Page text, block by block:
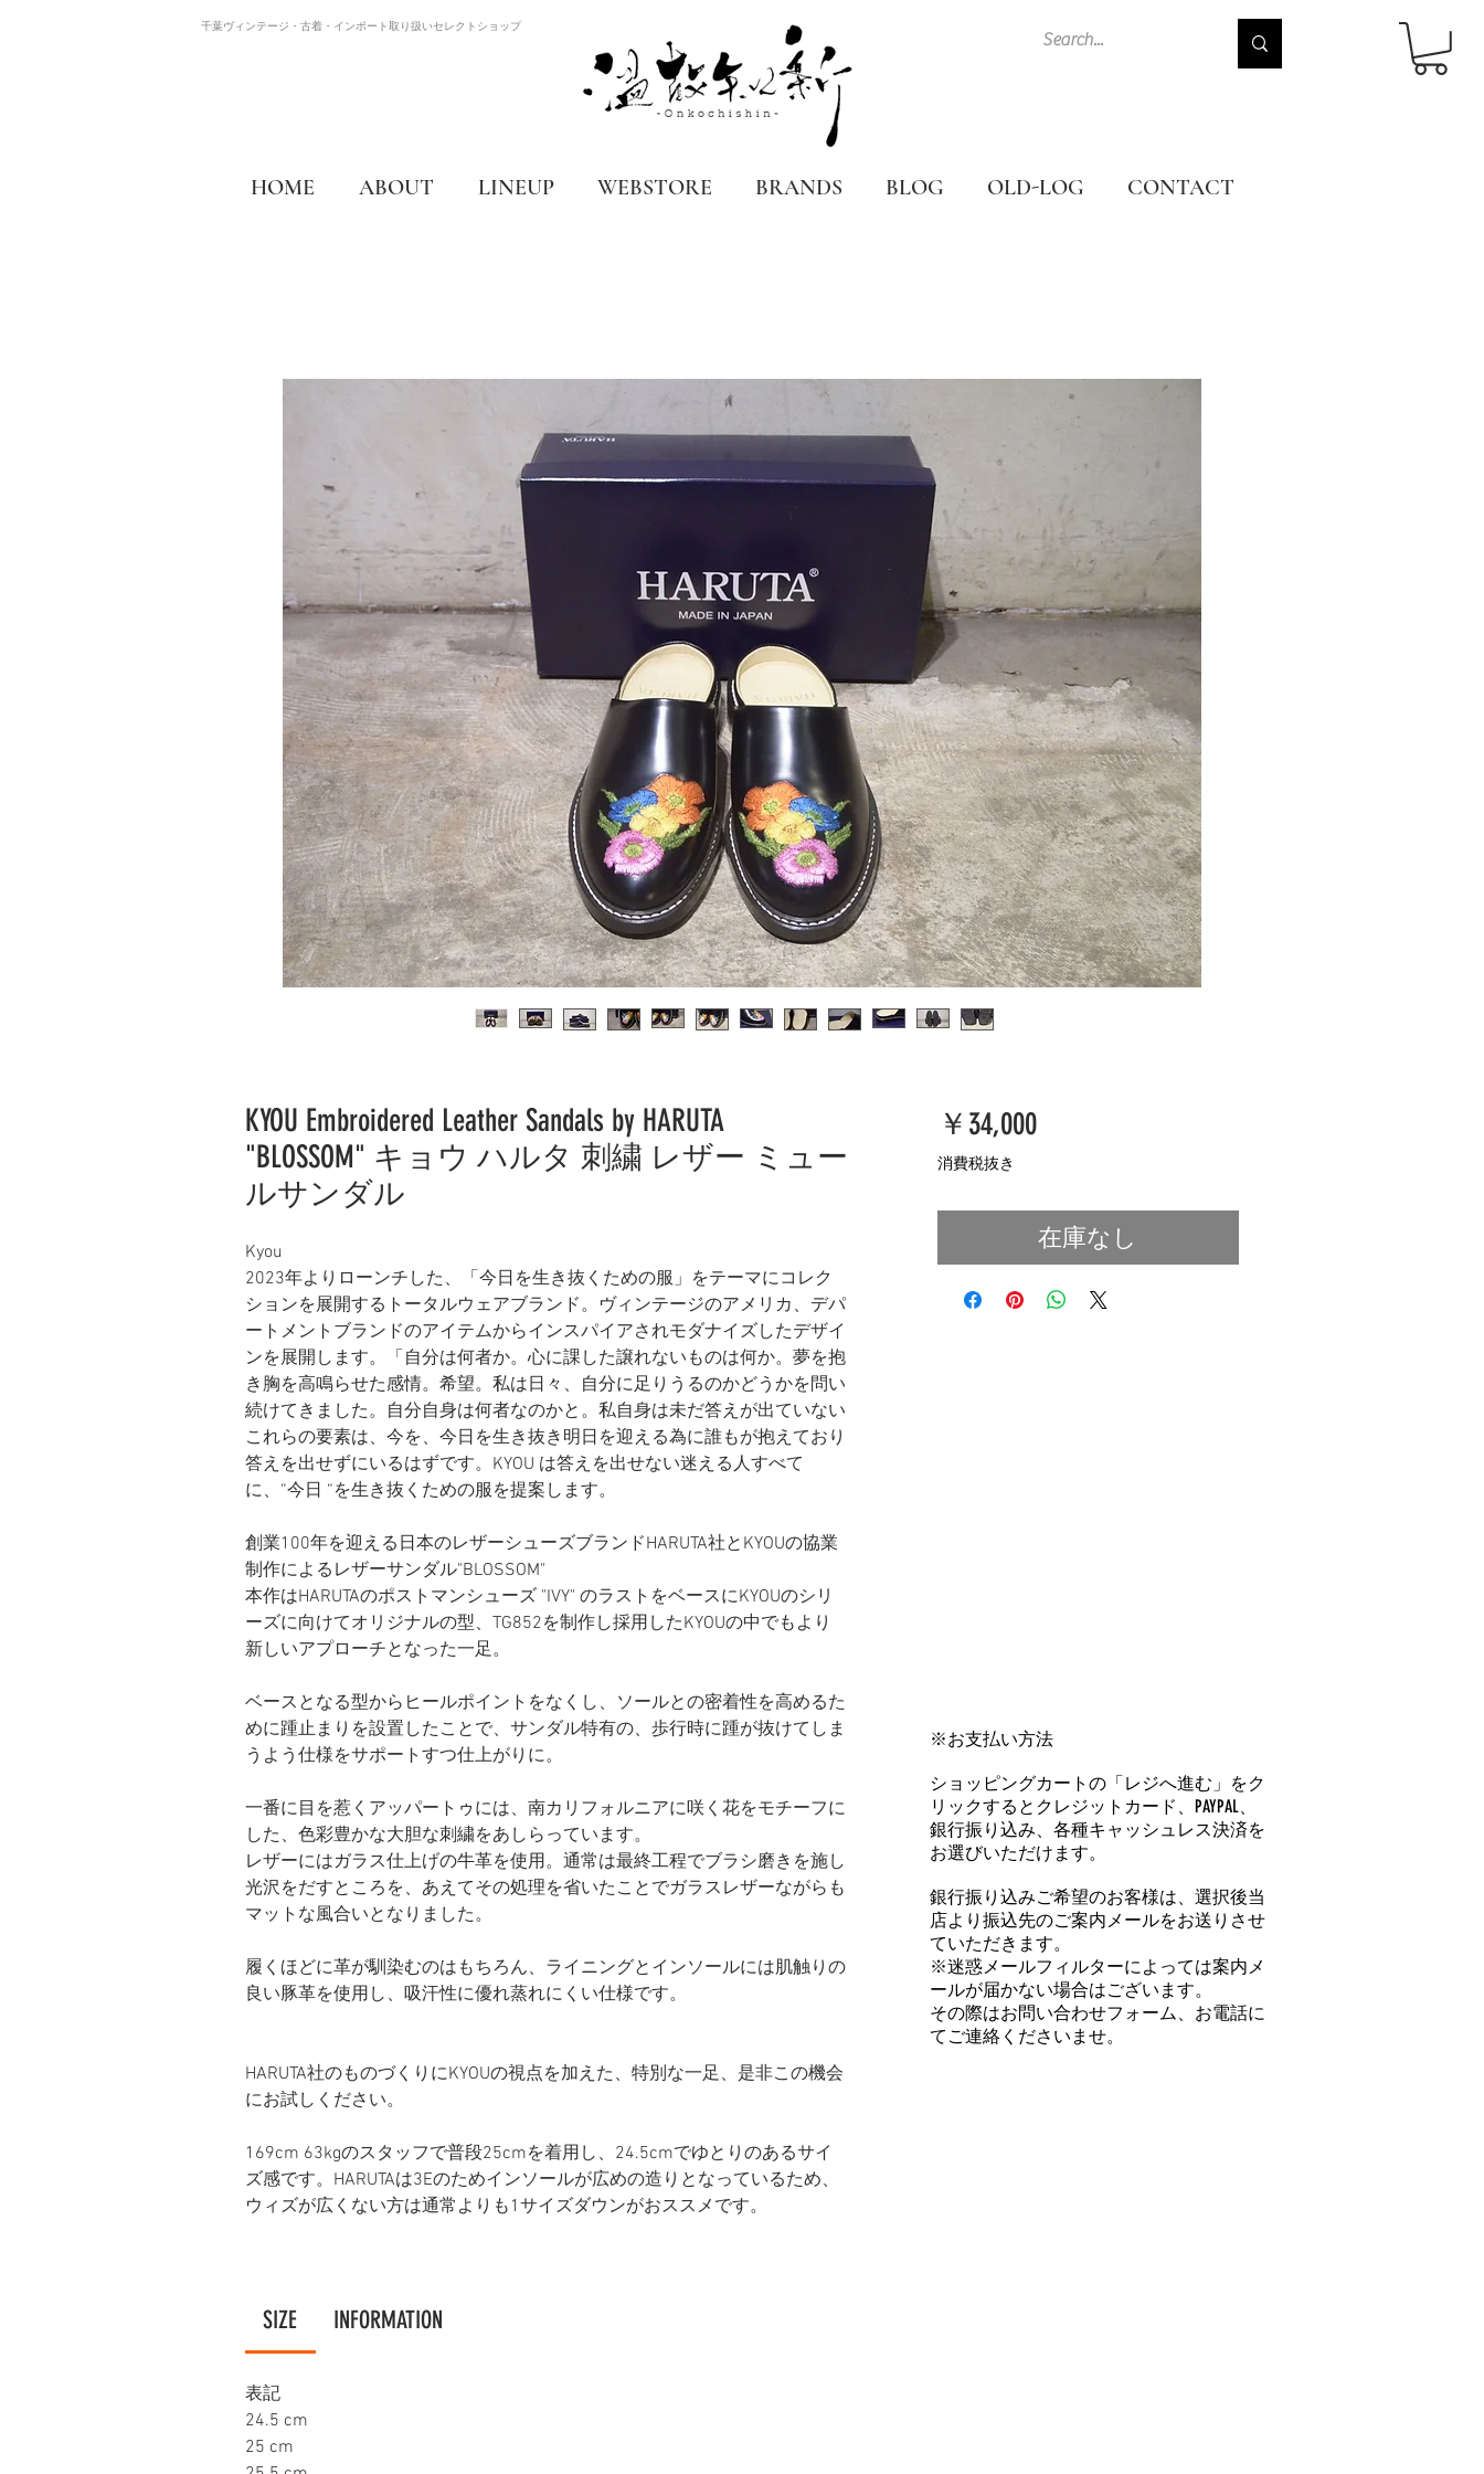
千葉ヴィンテージ・古着・インポート取り扱いセレクトショップ
HOME ABOUT LINEUP WEBSTORE BRANDS BLOG OLD-LOG CONTACT
KYOU Embroidered Leather Sandals by HARUTA
"BLOSSOM" キョウ ハルタ 刺繍 レザー ミュー
ルサンダル
Kyou
2023年よりローンチした、「今日を生き抜くための服」をテーマにコレク
ションを展開するトータルウェアブランド。ヴィンテージのアメリカ、デパ
ートメントブランドのアイテムからインスパイアされモダナイズしたデザイ
ンを展開します。「自分は何者か。心に課した譲れないものは何か。夢を抱
き胸を高鳴らせた感情。希望。私は日々、自分に足りうるのかどうかを問い
続けてきました。自分自身は何者なのかと。私自身は未だ答えが出ていない
これらの要素は、今を、今日を生き抜き明日を迎える為に誰もが抱えており
答えを出せずにいるはずです。KYOU は答えを出せない迷える人すべて
に、“今日 “を生き抜くための服を提案します。
創業100年を迎える日本のレザーシューズブランドHARUTA社とKYOUの協業
制作によるレザーサンダル"BLOSSOM"
本作はHARUTAのポストマンシューズ "IVY" のラストをベースにKYOUのシリ
ーズに向けてオリジナルの型、TG852を制作し採用したKYOUの中でもより
新しいアプローチとなった一足。
ベースとなる型からヒールポイントをなくし、ソールとの密着性を高めるた
めに踵止まりを設置したことで、サンダル特有の、歩行時に踵が抜けてしま
うよう仕様をサポートすつ仕上がりに。
一番に目を惹くアッパートゥには、南カリフォルニアに咲く花をモチーフに
した、色彩豊かな大胆な刺繍をあしらっています。
レザーにはガラス仕上げの牛革を使用。通常は最終工程でブラシ磨きを施し
光沢をだすところを、あえてその処理を省いたことでガラスレザーながらも
マットな風合いとなりました。
履くほどに革が馴染むのはもちろん、ライニングとインソールには肌触りの
良い豚革を使用し、吸汗性に優れ蒸れにくい仕様です。
HARUTA社のものづくりにKYOUの視点を加えた、特別な一足、是非この機会
にお試しください。
169cm 63kgのスタッフで普段25cmを着用し、24.5cmでゆとりのあるサイ
ズ感です。HARUTAは3Eのためインソールが広めの造りとなっているため、
ウィズが広くない方は通常よりも1サイズダウンがおススメです。
SIZE INFORMATION
表記
24.5 cm
25 cm
￥34,000価
消費税抜き
在庫なし
※お支払い方法
ショッピングカートの「レジへ進む」をク
リックするとクレジットカード、PAYPAL、
銀行振り込み、各種キャッシュレス決済を
お選びいただけます。
銀行振り込みご希望のお客様は、選択後当
店より振込先のご案内メールをお送りさせ
ていただきます。
※迷惑メールフィルターによっては案内メ
ールが届かない場合はございます。
その際はお問い合わせフォーム、お電話に
てご連絡くださいませ。